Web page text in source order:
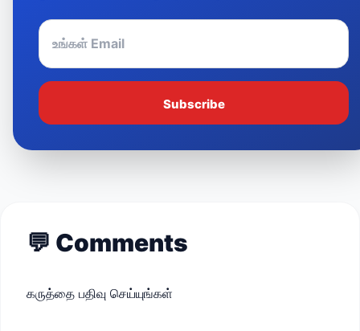
Subscribe
💬 Comments
கருத்தை பதிவு செய்யுங்கள்